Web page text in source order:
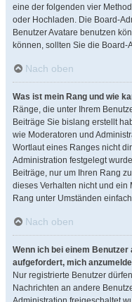
eine der folgenden vier
oder Hochladen. Die Board-
Benutzer Avatare benutzen
können, sollten Sie die
Nach oben
Was ist mein Rang und wie
Ränge, die unter Ihrem
Beiträge Sie bislang erstellt
wie Moderatoren und
Wortlaut eines Ranges nicht
Administration festgelegt
Beiträge, nur um Ihren Rang
dieses Verhalten nicht und ein
Rang unter Umständen
Nach oben
Wenn ich bei einem
aufgefordert, mich
Nur registrierte Benutzer
Nachrichten an andere